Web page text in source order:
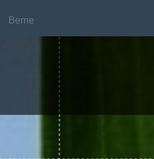
Berne
Berne